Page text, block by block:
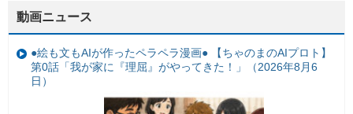
動画ニュース
●絵も文もAIが作ったペラペラ漫画● 【ちゃのまのAIプロト】
第0話「我が家に『理屈』がやってきた！」（2026年8月6
日）